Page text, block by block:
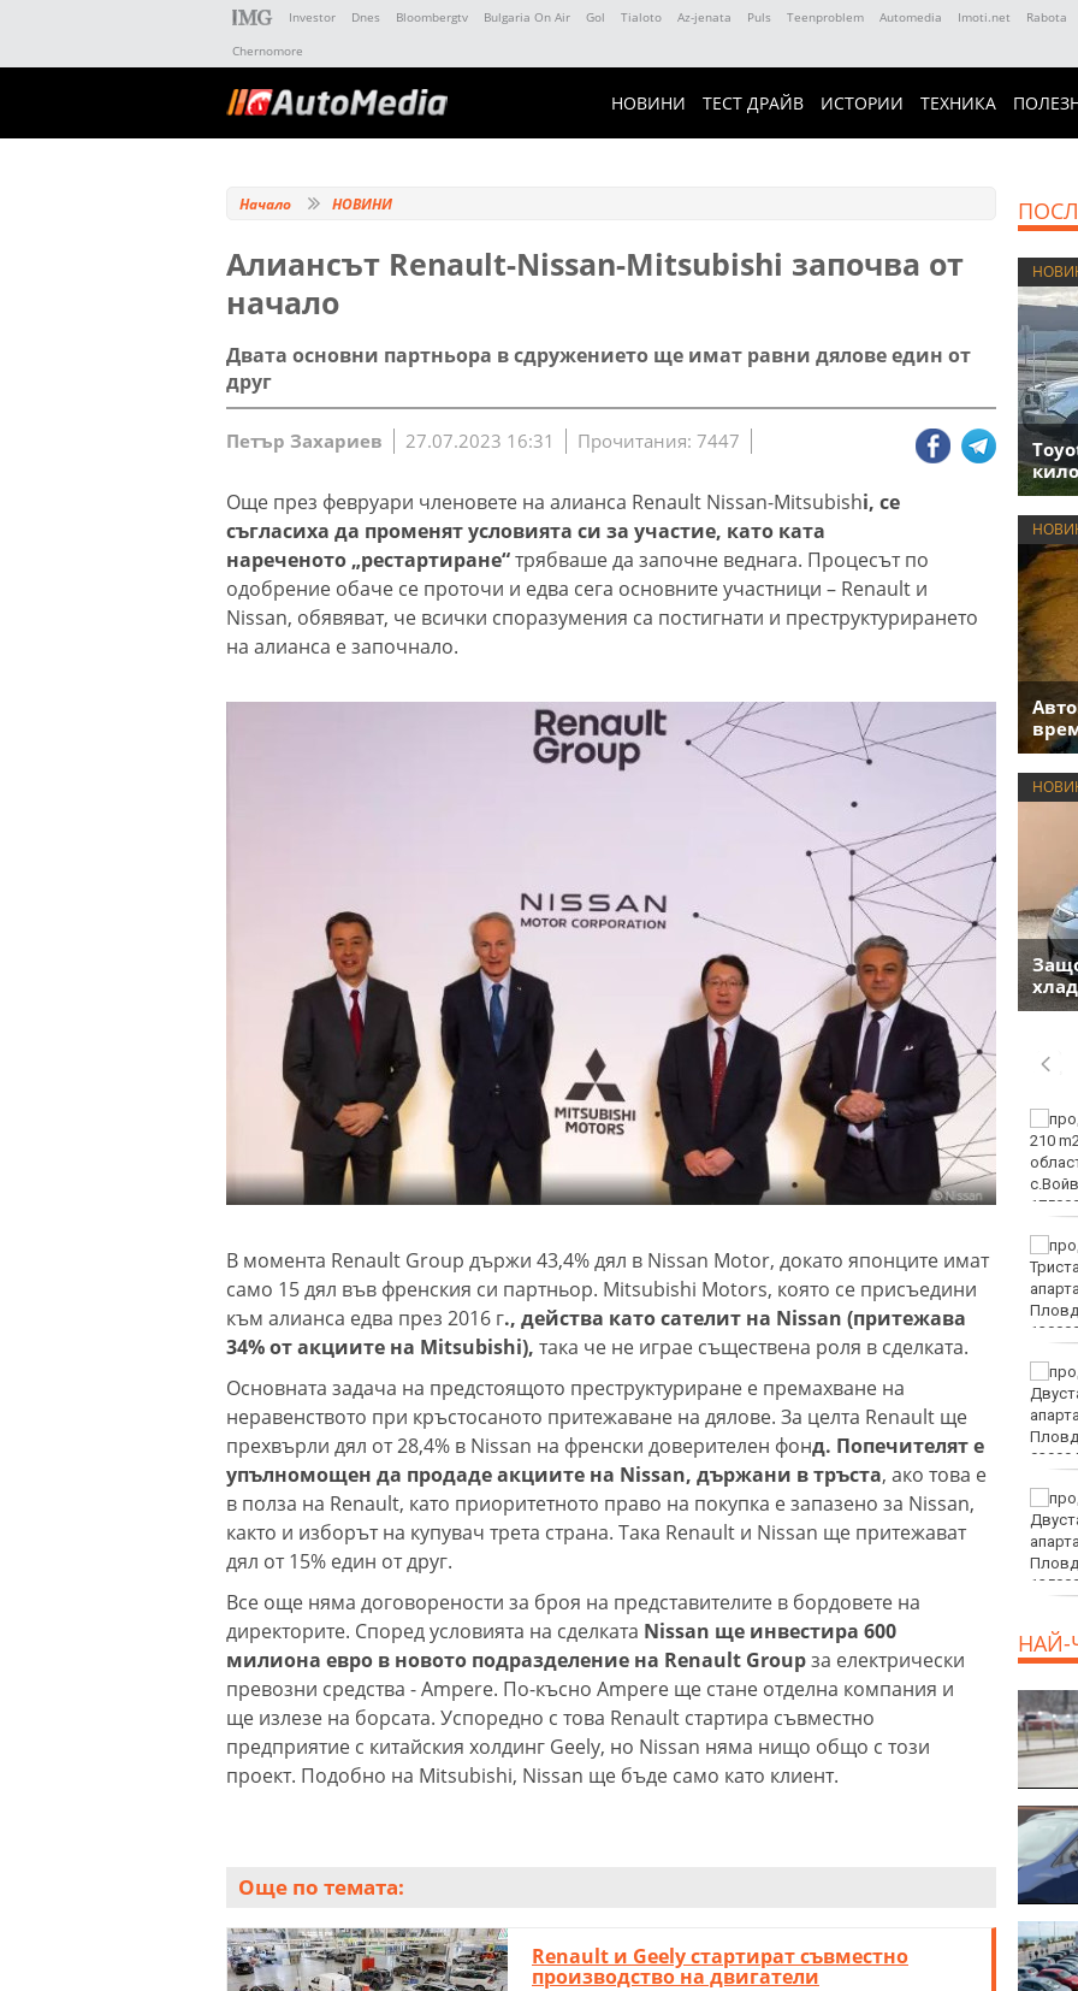
Investor Dnes Bloombergtv Bulgaria On Air Gol Tialoto Az-jenata Puls Teenproblem Automedia Imoti.net Rabota
Chernomore
НОВИНИ ТЕСТ ДРАЙВ ИСТОРИИ ТЕХНИКА
Начало НОВИНИ
Алиансът Renault-Nissan-Mitsubishi започва от
начало
Двата основни партньора в сдружението ще имат равни дялове един от
друг
Петър Захариев 27.07.2023 16:31 Прочитания: 7447
Още през февруари членовете на алианса Renault Nissan-Mitsubishi, се
съгласиха да променят условията си за участие, като ката
нареченото „рестартиране“трябваше да започне веднага. Процесът по
одобрение обаче се проточи и едва сега основните участници – Renault и
Nissan, обявяват, че всички споразумения са постигнати и преструктурирането
на алианса е започнало.
В момента Renault Group държи 43,4% дял в Nissan Motor, докато японците имат
само 15 дял във френския си партньор. Mitsubishi Motors, която се присъедини
към алианса едва през 2016 г., действа като сателит на Nissan (притежава
34% от акциите на Mitsubishi), така че не играе съществена роля в сделката.
Основната задача на предстоящото преструктуриране е премахване на
неравенството при кръстосаното притежаване на дялове. За целта Renault ще
прехвърли дял от 28,4% в Nissan на френски доверителен фонд. Попечителят е
упълномощен да продаде акциите на Nissan, държани в тръста, ако това е
в полза на Renault, като приоритетното право на покупка е запазено за Nissan,
както и изборът на купувач трета страна. Така Renault и Nissan ще притежават
дял от 15% един от друг.
Все още няма договорености за броя на представителите в бордовете на
директорите. Според условията на сделката Nissan ще инвестира 600
милиона евро в новото подразделение на Renault Groupза електрически
превозни средства - Ampere. По-късно Ampere ще стане отделна компания и
ще излезе на борсата. Успоредно с това Renault стартира съвместно
предприятие с китайския холдинг Geely, но Nissan няма нищо общо с този
проект. Подобно на Mitsubishi, Nissan ще бъде само като клиент.
Още по темата:
Renault и Geely стартират съвместно
производство на двигатели
ФК Девня гостува на
Атлетик (Провадия) за
Аматьорската купа
децата:
Саморазправата не е
правосъдие след случая
3000 акта написа КАТ за
седмица
Колоездачи от 26
Европейското по
НАЙ-